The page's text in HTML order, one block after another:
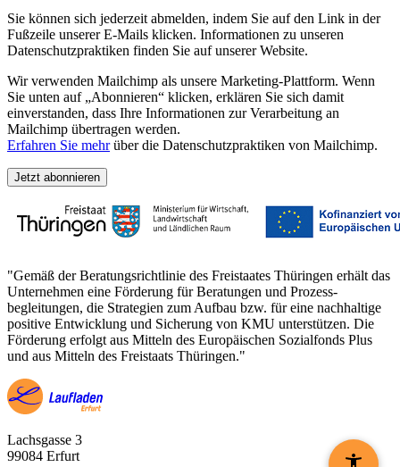
Sie können sich jederzeit abmelden, indem Sie auf den Link in der
Fußzeile unserer E-Mails klicken. Informationen zu unseren
Datenschutzpraktiken finden Sie auf unserer Website.
Wir verwenden Mailchimp als unsere Marketing-Plattform. Wenn
Sie unten auf „Abonnieren“ klicken, erklären Sie sich damit
einverstanden, dass Ihre Informationen zur Verarbeitung an
Mailchimp übertragen werden.
Erfahren Sie mehrüber die Datenschutzpraktiken von Mailchimp.
"Gemäß der Beratungs­richtlinie des Freistaates Thüringen erhält das
Unternehmen eine Förderung für Beratungen und Prozess­
begleitungen, die Strategien zum Aufbau bzw. für eine nachhaltige
positive Entwicklung und Sicherung von KMU unterstützen. Die
Förderung erfolgt aus Mitteln des Europäischen Sozialfonds Plus
und aus Mitteln des Freistaats Thüringen."
Lachsgasse 3
99084 Erfurt